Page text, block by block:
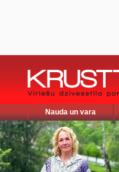
Nauda un vara